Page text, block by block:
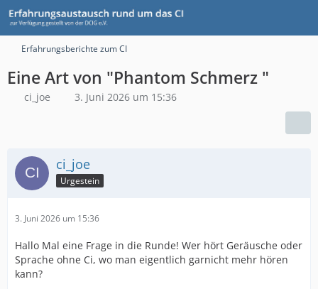
Erfahrungsberichte zum CI
Eine Art von "Phantom Schmerz "
ci_joe 3. Juni 2026 um 15:36
ci_joe
Urgestein
3. Juni 2026 um 15:36
Hallo Mal eine Frage in die Runde! Wer hört Geräusche oder
Sprache ohne Ci, wo man eigentlich garnicht mehr hören
kann?